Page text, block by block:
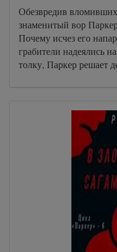
Обезвредив
знаменитый вор
Почему исчез его
грабители надеялись
толку, Паркер решает